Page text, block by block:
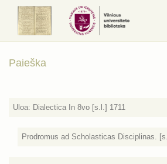
Paieška
Uloa: Dialectica In 8vo [s.l.] 1711
Prodromus ad Scholasticas Disciplinas.